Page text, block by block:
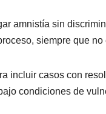
amnistía sin
siempre que
incluir casos con
condiciones de